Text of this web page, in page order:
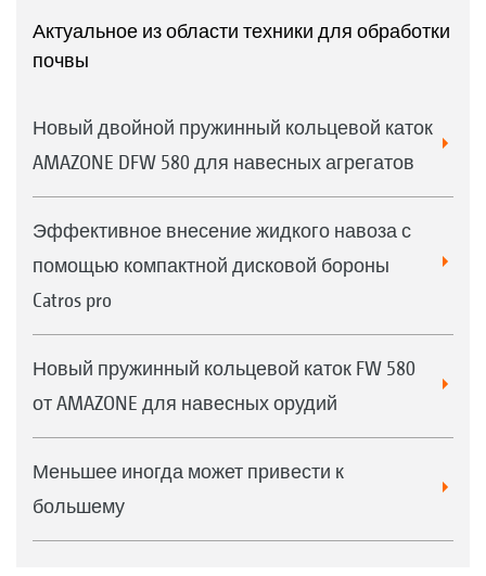
Актуальное из области техники для обработки
почвы
Новый двойной пружинный кольцевой каток
AMAZONE DFW 580 для навесных агрегатов
Эффективное внесение жидкого навоза с
помощью компактной дисковой бороны
Catros pro
Новый пружинный кольцевой каток FW 580
от AMAZONE для навесных орудий
Меньшее иногда может привести к
большему